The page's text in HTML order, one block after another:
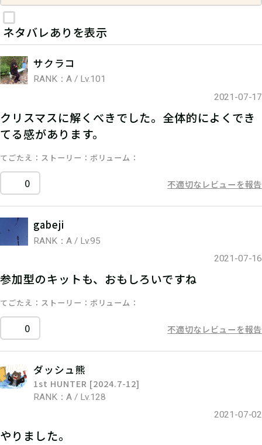
ネタバレありを表示
サクラコ
RANK：A / Lv.101
2021-07-17
クリスマスに解くべきでした。全体的によくでき
てる感があります。
てごたえ ストーリー ボリューム
0 不適切なレビューを報告
gabeji
RANK：A / Lv.95
2021-07-16
参加型のキットも、おもしろいですね
てごたえ ストーリー ボリューム
0 不適切なレビューを報告
ダッシュ熊
1st HUNTER [2024.7-12]
RANK：A / Lv.128
2021-07-02
やりました。